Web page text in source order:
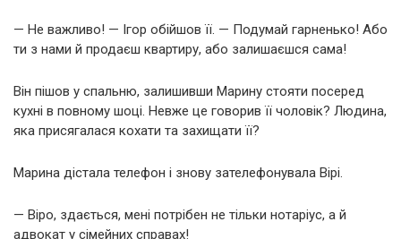
— Не важливо! — Ігор обійшов її. — Подумай гарненько! Або
ти з нами й продаєш квартиру, або залишаєшся сама!
Він пішов у спальню, залишивши Марину стояти посеред
кухні в повному шоці. Невже це говорив її чоловік? Людина,
яка присягалася кохати та захищати її?
Марина дістала телефон і знову зателефонувала Вірі.
— Віро, здається, мені потрібен не тільки нотаріус, а й
адвокат у сімейних справах!